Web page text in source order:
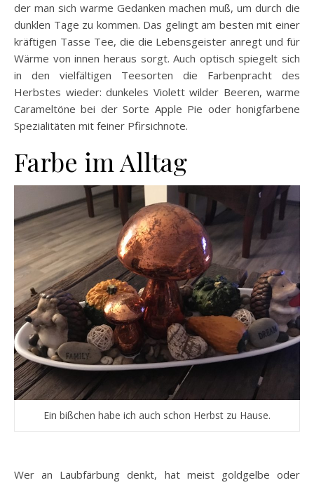
der man sich warme Gedanken machen muß, um durch die
dunklen Tage zu kommen. Das gelingt am besten mit einer
kräftigen Tasse Tee, die die Lebensgeister anregt und für
Wärme von innen heraus sorgt. Auch optisch spiegelt sich
in den vielfältigen Teesorten die Farbenpracht des
Herbstes wieder: dunkeles Violett wilder Beeren, warme
Carameltöne bei der Sorte Apple Pie oder honigfarbene
Spezialitäten mit feiner Pfirsichnote.
Farbe im Alltag
Ein bißchen habe ich auch schon Herbst zu Hause.
Wer an Laubfärbung denkt, hat meist goldgelbe oder